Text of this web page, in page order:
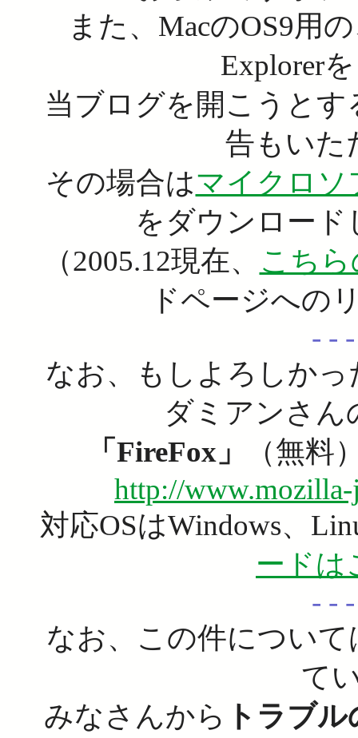
また、MacのOS9用
Explorer
当ブログを開こうと
告もいた
その場合はマイクロソ
をダウンロー
（2005.12現在、
こち
ドページへの
- -
なお、もしよろしか
ダミアンさ
「FireFox」
（無料
http://
対応OSはWindows、
ードは
- -
なお、この件につい
て
みなさんから
トラブ